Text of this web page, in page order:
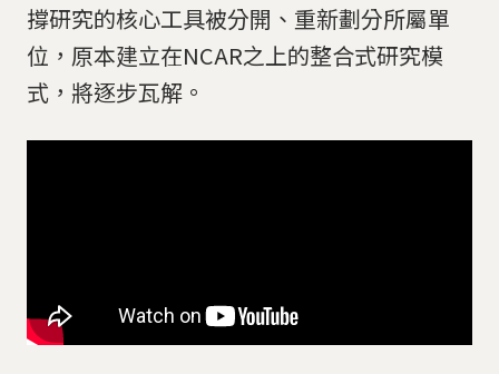
撐研究的核心工具被分開、重新劃分所屬單
位，原本建立在NCAR之上的整合式研究模
式，將逐步瓦解。